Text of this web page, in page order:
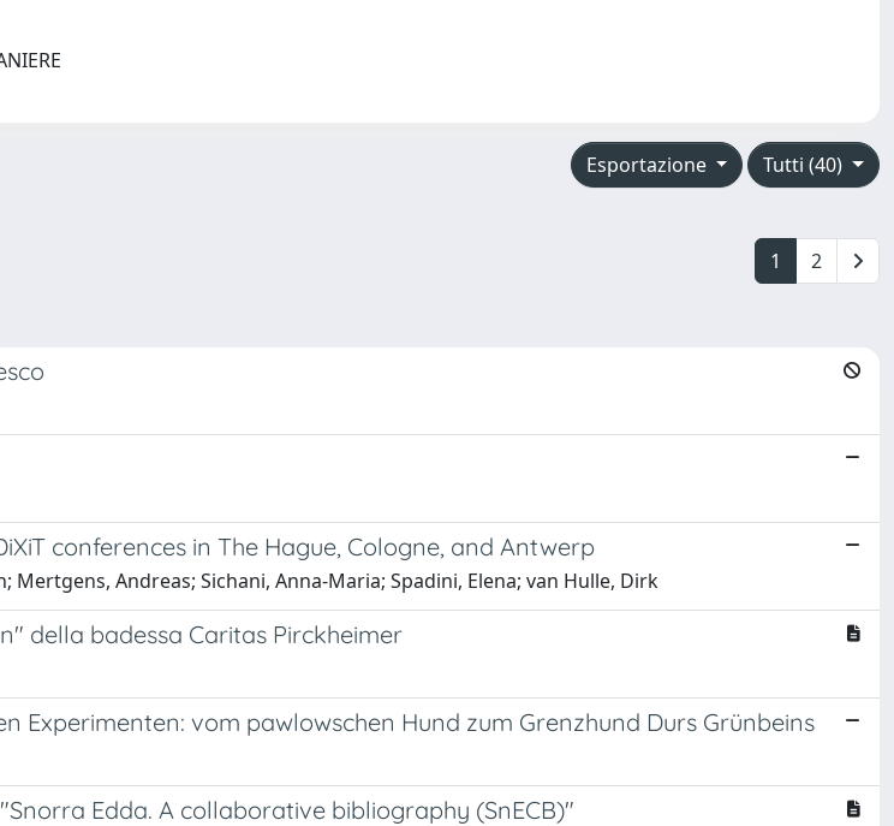
Tutti (40)
Esportazione
1 2
conferences in The Hague, Cologne, and Antwerp
Mertgens, Andreas; Sichani, Anna-Maria; Spadini, Elena; van Hulle, Dirk
della badessa Caritas Pirckheimer
Experimenten: vom pawlowschen Hund zum Grenzhund Durs Grünbeins
Edda. A collaborative bibliography (SnECB)"